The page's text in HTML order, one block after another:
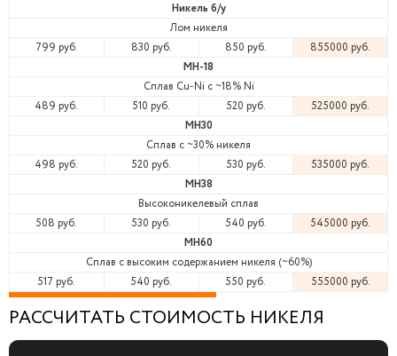
Никель б/у
Лом никеля
799 руб.
830 руб. 850 руб.
855000 руб.
МН-18
Сплав Cu-Ni с ~18% Ni
489 руб.
510 руб. 520 руб.
525000 руб.
МН30
Сплав с ~30% никеля
498 руб.
520 руб. 530 руб.
535000 руб.
МН38
Высоконикелевый сплав
508 руб.
530 руб. 540 руб.
545000 руб.
МН60
Сплав с высоким содержанием никеля (~60%)
517 руб.
540 руб. 550 руб. 555000 руб.
РАССЧИТАТЬ СТОИМОСТЬ НИКЕЛЯ